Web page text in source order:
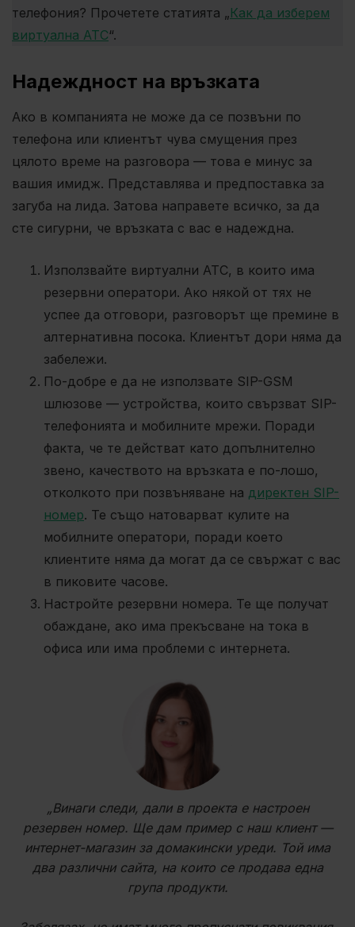
телефония? Прочетете статията „Как да изберем
виртуална АТС“.
Надеждност на връзката
Ако в компанията не може да се позвъни по
телефона или клиентът чува смущения през
цялото време на разговора — това е минус за
вашия имидж. Представлява и предпоставка за
загуба на лида. Затова направете всичко, за да
сте сигурни, че връзката с вас е надеждна.
Използвайте виртуални АТС, в които има
резервни оператори. Ако някой от тях не
успее да отговори, разговорът ще премине в
алтернативна посока. Клиентът дори няма да
забележи.
По-добре е да не използвате SIP-GSM
шлюзове — устройства, които свързват SIP-
телефонията и мобилните мрежи. Поради
факта, че те действат като допълнително
звено, качеството на връзката е по-лошо,
отколкото при позвъняване на директен SIP-
номер. Те също натоварват кулите на
мобилните оператори, поради което
клиентите няма да могат да се свържат с вас
в пиковите часове.
Настройте резервни номера. Те ще получат
обаждане, ако има прекъсване на тока в
офиса или има проблеми с интернета.
„Винаги следи, дали в проекта е настроен
резервен номер. Ще дам пример с наш клиент —
интернет-магазин за домакински уреди. Той има
два различни сайта, на които се продава една
група продукти.